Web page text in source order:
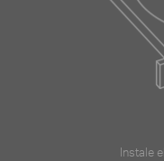
Instale